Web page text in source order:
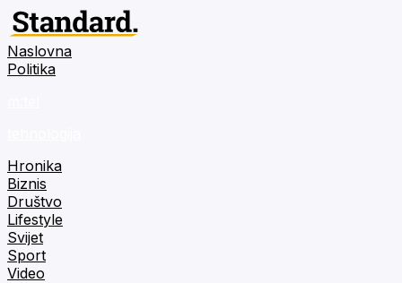
Naslovna
Politika
Hronika
Biznis
Društvo
Lifestyle
Svijet
Sport
Video